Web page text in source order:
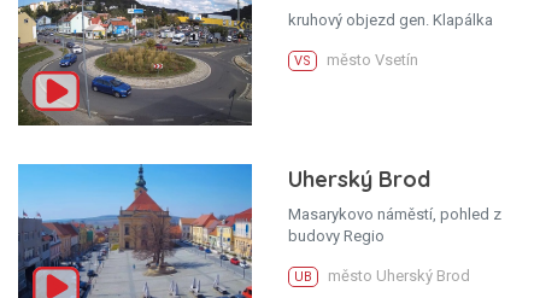
kruhový objezd gen. Klapálka
VS město Vsetín
Uherský Brod
Masarykovo náměstí, pohled z
budovy Regio
UB město Uherský Brod